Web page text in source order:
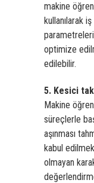
makine
kullanılarak
optimize
edilebilir.
5. Kesici
Makine
süreçlerle
aşınması
kabul
olmayan